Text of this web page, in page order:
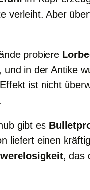
verleiht. Aber
probiere
, und in der Antike
ist nicht
gibt es
liefert einen
, das